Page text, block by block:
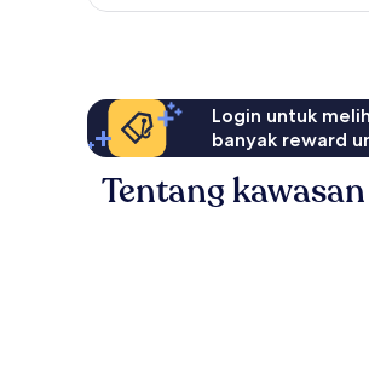
Login untuk
banyak reward
Tentang